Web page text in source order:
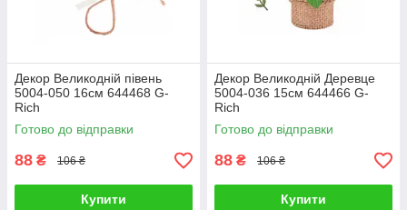
Декор Великодній півень
5004-050 16см 644468 G-
Rich
Готово до відправки
88 ₴ 106 ₴
Купити
Декор Великодній Деревце
5004-036 15см 644466 G-
Rich
Готово до відправки
88 ₴ 106 ₴
Купити